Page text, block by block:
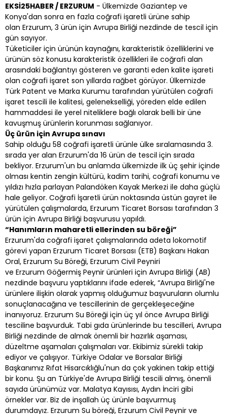
EKSİ25HABER / ERZURUM - Ülkemizde Gaziantep ve
Konya'dan sonra en fazla coğrafi işaretli ürüne sahip
olan Erzurum, 3 ürün için Avrupa Birliği nezdinde de tescil için
gün sayıyor.
Tüketiciler için ürünün kaynağını, karakteristik özelliklerini ve
ürünün söz konusu karakteristik özellikleri ile coğrafi alan
arasındaki bağlantıyı gösteren ve garanti eden kalite işareti
olan coğrafi işaret son yıllarda rağbet görüyor. Ülkemizde
Türk Patent ve Marka Kurumu tarafından yürütülen coğrafi
işaret tescili ile kalitesi, gelenekselliği, yöreden elde edilen
hammaddesi ile yerel niteliklere bağlı olarak belli bir üne
kavuşmuş ürünlerin korunması sağlanıyor.
Üç ürün için Avrupa sınavı
Sahip olduğu 58 coğrafi işaretli ürünle ülke sıralamasında 3.
sırada yer alan Erzurum'da 16 ürün de tescil için sırada
bekliyor. Erzurum'un bu anlamda ülkemizde ilk üç şehir içinde
olması kentin zengin kültürü, kadim tarihi, coğrafi konumu ve
yıldızı hızla parlayan Palandöken Kayak Merkezi ile daha güçlü
hale geliyor. Coğrafi İşaretli ürün noktasında üstün gayret ile
yürütülen çalışmalarda, Erzurum Ticaret Borsası tarafından 3
ürün için Avrupa Birliği başvurusu yapıldı.
“Hanımların maharetli ellerinden su böreği”
Erzurum'da coğrafi işaret çalışmalarında adeta lokomotif
görevi yapan Erzurum Ticaret Borsası (ETB) Başkanı Hakan
Oral, Erzurum Su Böreği, Erzurum Civil Peyniri
ve Erzurum Göğermiş Peynir ürünleri için Avrupa Birliği (AB)
nezdinde başvuru yaptıklarını ifade ederek, “Avrupa Birliği'ne
ürünlere ilişkin olarak yapmış olduğumuz başvuruların olumlu
sonuçlanacağına ve tescillerinin de gerçekleşeceğine
inanıyoruz. Erzurum Su Böreği için üç yıl önce Avrupa Birliği
tesciline başvurduk. Tabi gıda ürünlerinde bu tescilleri, Avrupa
Birliği nezdinde de almak önemli bir hazırlık aşaması,
düzeltme aşamaları çalışmaları var. Ekibimiz sürekli takip
ediyor ve çalışıyor. Türkiye Odalar ve Borsalar Birliği
Başkanımız Rıfat Hisarcıklığlu'nun da çok yakinen takip ettiği
bir konu. Şu an Türkiye'de Avrupa Birliği tescili almış, önemli
sayıda ürünümüz var. Malatya Kayısısı, Aydın İnciri gibi
örnekler var. Biz de inşallah üç ürünle başvurmuş
durumdayız. Erzurum Su böreği, Erzurum Civil Peynir ve